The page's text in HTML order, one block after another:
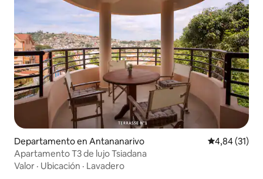
Departamento en Antananarivo Calificación
4,84 (31)
Apartamento T3 de lujo Tsiadana
Valor · Ubicación · Lavadero